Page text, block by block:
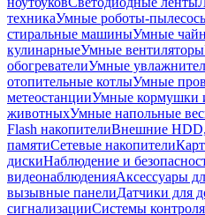
техникаУмные роботы-
стиральные машиныУмные
кулинарныеУмные вентиляторы
обогревателиУмные
отопительные котлыУмные
метеостанцииУмные кормушки
животныхУмные напольные
Flash накопителиВнешние
памятиСетевые накопители
дискиНаблюдение и
видеонаблюденияАксессуары
вызывные панелиДатчики для
сигнализацииСистемы